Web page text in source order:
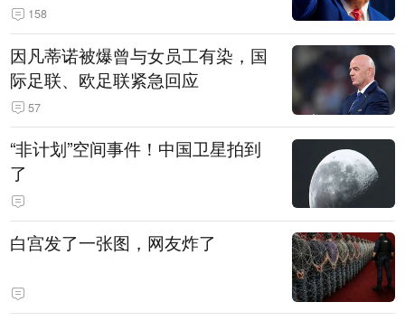
158
因凡蒂诺被爆曾与女员工有染，国
际足联、欧足联紧急回应
57
“非计划”空间事件！中国卫星拍到
了
白宫发了一张图，网友炸了